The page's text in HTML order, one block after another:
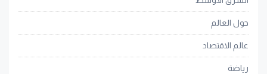
حول العالم
عالم الاقتصاد
رياضة